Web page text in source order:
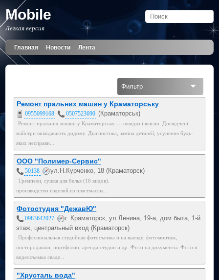
Mobile
Легкая версия
Главная Новости Лента
Фильтр
099
095
Ремонт пральних машин у Краматорську
0955099168 0507523690 (Краматорськ)
Ремонт пральних машин у Краматорську — швидко і якісно. Досвідчені
майстри виїжджають додому. Діагностика, заміна деталей, усунення будь-
яких несправн...
ООО "Полимер-Сервис"
50138 ул.Н.Курченко, 18 (Краматорск)
Тремпели, сушка для белья (18 видов).
производство изделий из пластмассы...
Фотостудия "ДежавЮ"
0983642027
г. Краматорск, ул.Ленина, 19-а, дом быта, 1-й
этаж, центральный вход (Краматорск)
Профссиональная студийная фотосъемка и на выезде, фотомонтаж,
постпродакшн, портфолио, аренда студии и др. Фото на документы. Фото и
видеосъемка сваде...
"Хрусталь вода"